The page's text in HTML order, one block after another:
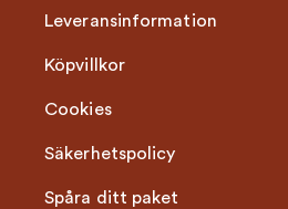
Leveransinformation
Köpvillkor
Cookies
Säkerhetspolicy
Spåra ditt paket